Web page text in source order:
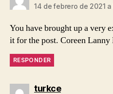
14 de febrero de 2021 a
You have brought up a very
it for the post. Coreen
RESPONDER
turkcedice: